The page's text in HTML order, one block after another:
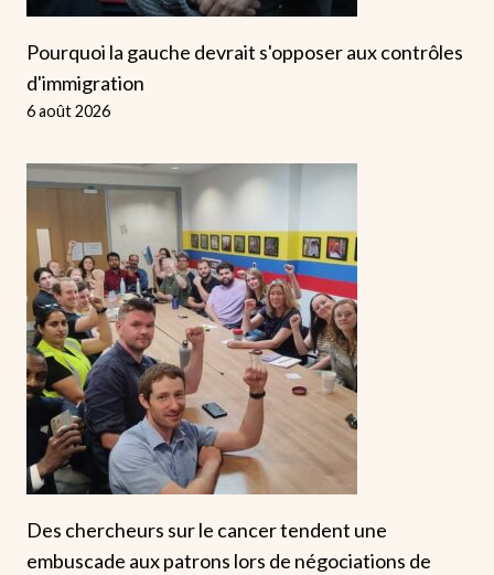
Pourquoi la gauche devrait s'opposer aux contrôles
d'immigration
6 août 2026
Des chercheurs sur le cancer tendent une
embuscade aux patrons lors de négociations de